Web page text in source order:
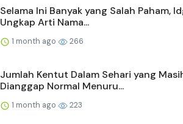
Selama Ini Banyak yang Salah Paham,
Ungkap Arti Nama...
1 month ago 266
Jumlah Kentut Dalam Sehari yang
Dianggap Normal Menuru...
1 month ago 223